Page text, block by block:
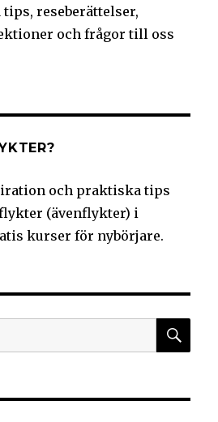
reseberättelser,
och frågor till oss
och praktiska tips
(ävenflykter) i
kurser för nybörjare.